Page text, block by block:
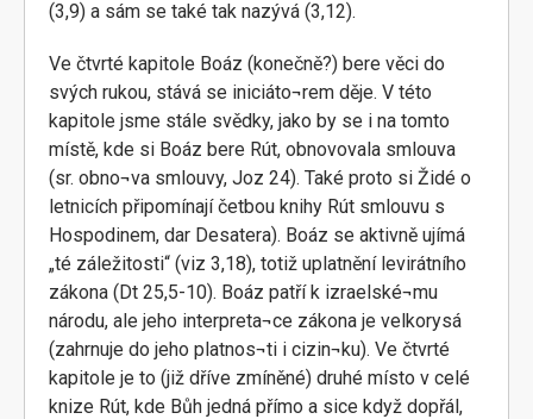
(3,9) a sám se také tak nazývá (3,12).
Ve čtvrté kapitole Boáz (konečně?) bere věci do
svých rukou, stává se iniciáto¬rem děje. V této
kapitole jsme stále svědky, jako by se i na tomto
místě, kde si Boáz bere Rút, obnovovala smlouva
(sr. obno¬va smlouvy, Joz 24). Také proto si Židé o
letnicích připomínají četbou knihy Rút smlouvu s
Hospodinem, dar Desatera). Boáz se aktivně ujímá
„té záležitosti“ (viz 3,18), totiž uplatnění levirátního
zákona (Dt 25,5-10). Boáz patří k izraelské¬mu
národu, ale jeho interpreta¬ce zákona je velkorysá
(zahrnuje do jeho platnos¬ti i cizin¬ku). Ve čtvrté
kapitole je to (již dříve zmíněné) druhé místo v celé
knize Rút, kde Bůh jedná přímo a sice když dopřál,